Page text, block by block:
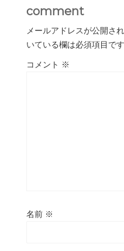
comment
メールアドレスが公開さ
いている欄は必須項目です
コメント ※
名前 ※